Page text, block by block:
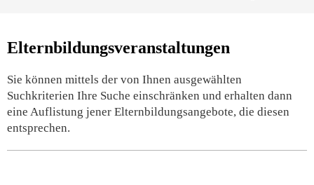
Elternbildungsveranstaltungen
Sie können mittels der von Ihnen ausgewählten
Suchkriterien Ihre Suche einschränken und erhalten dann
eine Auflistung jener Elternbildungsangebote, die diesen
entsprechen.